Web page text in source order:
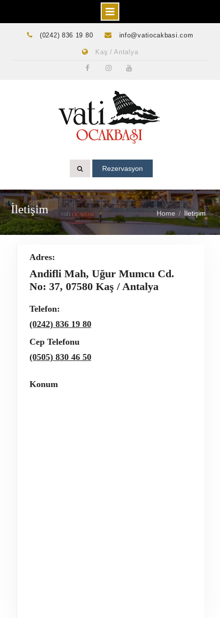
(0242) 836 19 80 info@vatiocakbasi.com
Kaş / Antalya
Rezervasyon
İletişim Home İletişim
Adres:
Andifli Mah, Uğur Mumcu Cd.
No: 37, 07580 Kaş / Antalya
Telefon:
(0242) 836 19 80
Cep Telefonu
(0505) 830 46 50
Konum